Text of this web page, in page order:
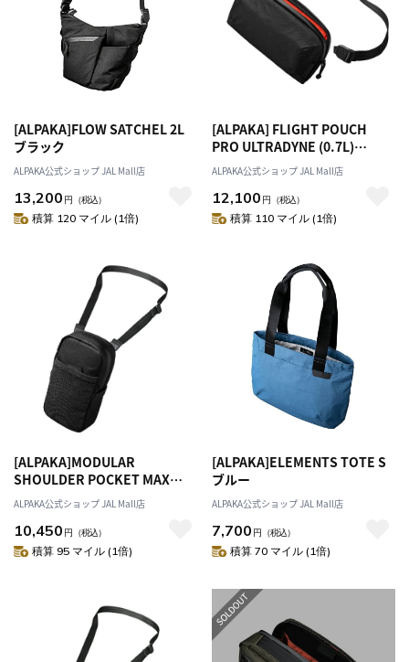
[ALPAKA]FLOW SATCHEL 2L
ブラック
ALPAKA公式ショップ JAL Mall店
13,200 円 （税込）
積算 120 マイル (1倍)
[ALPAKA] FLIGHT POUCH
PRO ULTRADYNE (0.7L)
BLACK
ALPAKA公式ショップ JAL Mall店
12,100 円 （税込）
積算 110 マイル (1倍)
[ALPAKA]MODULAR
SHOULDER POCKET MAX
ULTRADYNE BLACK
ALPAKA公式ショップ JAL Mall店
10,450 円 （税込）
積算 95 マイル (1倍)
[ALPAKA]ELEMENTS TOTE S
ブルー
ALPAKA公式ショップ JAL Mall店
7,700 円 （税込）
積算 70 マイル (1倍)